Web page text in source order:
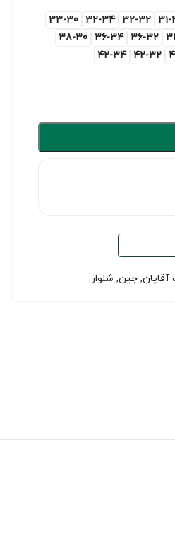
32-32
32-34
33-30
36-32
36-34
38-30
42-32
42-34
, جین, شلوار